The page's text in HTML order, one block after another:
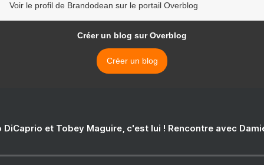
Voir le profil de Brandodean sur le portail Overblog
Créer un blog sur Overblog
Créer un blog
DiCaprio et Tobey Maguire, c'est lui ! Rencontre avec